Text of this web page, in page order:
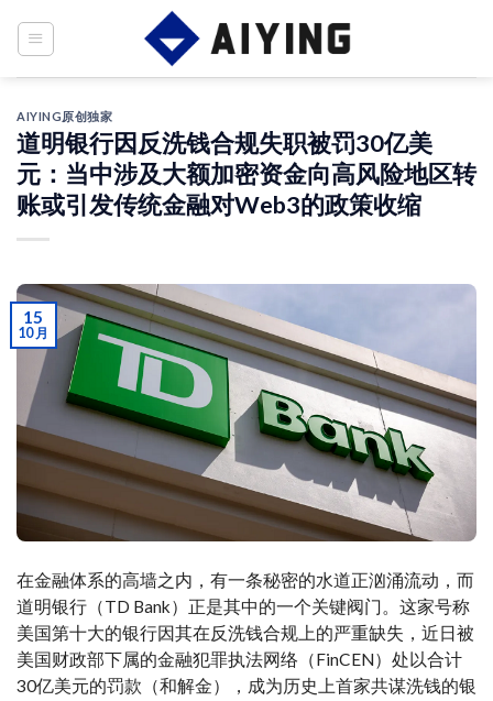
AIYING原创独家
道明银行因反洗钱合规失职被罚30亿美
元：当中涉及大额加密资金向高风险地区转
账或引发传统金融对Web3的政策收缩
15
10 月
在金融体系的高墙之内，有一条秘密的水道正汹涌流动，而
道明银行（TD Bank）正是其中的一个关键阀门。这家号称
美国第十大的银行因其在反洗钱合规上的严重缺失，近日被
美国财政部下属的金融犯罪执法网络（FinCEN）处以合计
30亿美元的罚款（和解金），成为历史上首家共谋洗钱的银